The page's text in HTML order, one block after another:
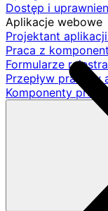
Dostęp i
Aplikacje webowe
Projektant
Praca z
Formularze
Przepływ pracy
Komponenty